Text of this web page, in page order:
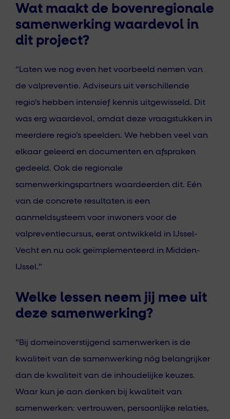
Wat maakt de bovenregionale
samenwerking waardevol in
dit project?
“Laten we nog even het voorbeeld nemen van
de valpreventie. Adviseurs uit verschillende
regio’s hebben intensief kennis uitgewisseld. Dit
was erg waardevol, omdat deze vraagstukken in
meerdere regio’s speelden. We hebben veel van
elkaar geleerd en documenten en afspraken
gedeeld. Ook de regionale
samenwerkingspartners waardeerden dit. Eén
van de concrete resultaten is een
aanmeldsysteem voor inwoners voor de
valpreventiecursus, eerst ontwikkeld in IJssel-
Vecht en nu ook geïmplementeerd in Midden-
IJssel.”
Welke lessen neem jij mee uit
deze samenwerking?
“Bij domeinoverstijgend samenwerken is de
kwaliteit van de samenwerking nóg belangrijker
dan de kwaliteit van de inhoudelijke keuzes.
Waar kun je aan denken bij kwaliteit van
samenwerken: vertrouwen, persoonlijke relaties,